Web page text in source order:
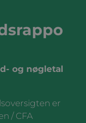
og nøgletal
er
/ CFA